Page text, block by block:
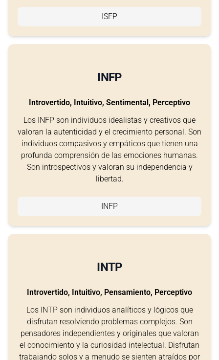
ISFP
INFP
Introvertido, Intuitivo, Sentimental, Perceptivo
Los INFP son individuos idealistas y creativos que
valoran la autenticidad y el crecimiento personal. Son
individuos compasivos y empáticos que tienen una
profunda comprensión de las emociones humanas.
Son introspectivos y valoran su independencia y
libertad.
INFP
INTP
Introvertido, Intuitivo, Pensamiento, Perceptivo
Los INTP son individuos analíticos y lógicos que
disfrutan resolviendo problemas complejos. Son
pensadores independientes y originales que valoran
el conocimiento y la curiosidad intelectual. Disfrutan
trabajando solos y a menudo se sienten atraídos por